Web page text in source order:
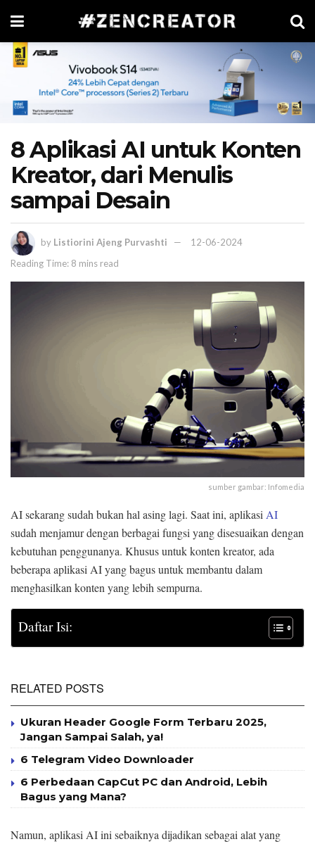
8 Aplikasi AI untuk Konten
Kreator, dari Menulis
sampai Desain
by Listiorini Ajeng Purvashti
12-06-2024
Reading Time: 8 mins read
sumber gambar: Infomedia
AI sekarang sudah bukan hal asing lagi. Saat ini, aplikasi AI
sudah menjamur dengan berbagai fungsi yang disesuaikan dengan
kebutuhan penggunanya. Khusus untuk konten kreator, ada
beberapa aplikasi AI yang bagus untuk membantu dalam
menghasilkan konten yang lebih sempurna.
Daftar Isi:
RELATED POSTS
Ukuran Header Google Form Terbaru 2025,
Jangan Sampai Salah, ya!
6 Telegram Video Downloader
6 Perbedaan CapCut PC dan Android, Lebih
Bagus yang Mana?
Namun, aplikasi AI ini sebaiknya dijadikan sebagai alat yang